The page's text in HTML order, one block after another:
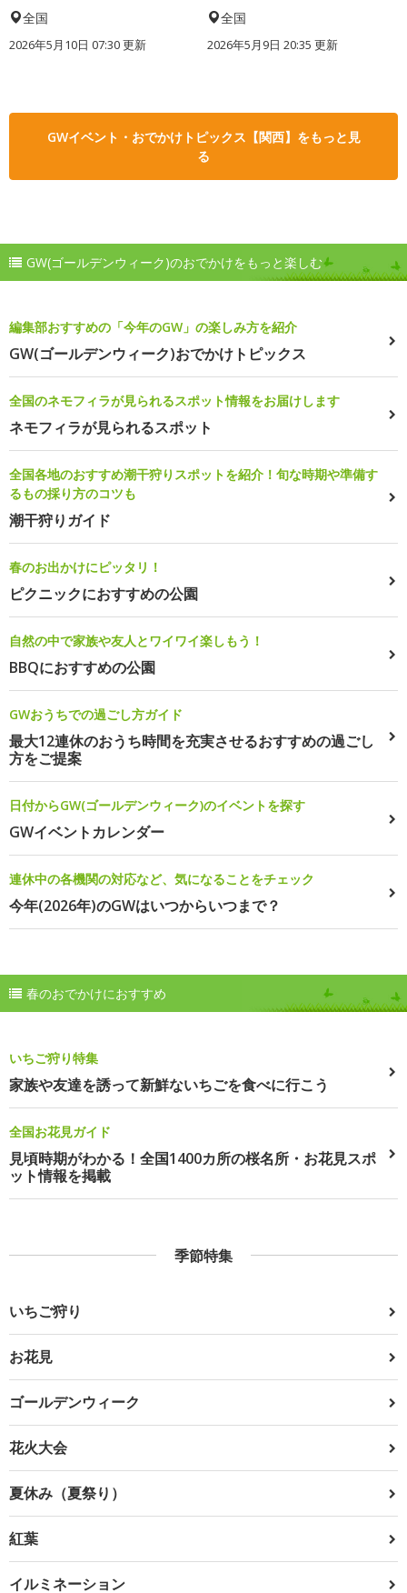
全国
2026年5月10日 07:30 更新
全国
2026年5月9日 20:35 更新
GWイベント・おでかけトピックス【関西】をもっと見
る
GW(ゴールデンウィーク)のおでかけをもっと楽しむ
編集部おすすめの「今年のGW」の楽しみ方を紹介
GW(ゴールデンウィーク)おでかけトピックス
全国のネモフィラが見られるスポット情報をお届けします
ネモフィラが見られるスポット
全国各地のおすすめ潮干狩りスポットを紹介！旬な時期や準備す
るもの採り方のコツも
潮干狩りガイド
春のお出かけにピッタリ！
ピクニックにおすすめの公園
自然の中で家族や友人とワイワイ楽しもう！
BBQにおすすめの公園
GWおうちでの過ごし方ガイド
最大12連休のおうち時間を充実させるおすすめの過ごし
方をご提案
日付からGW(ゴールデンウィーク)のイベントを探す
GWイベントカレンダー
連休中の各機関の対応など、気になることをチェック
今年(2026年)のGWはいつからいつまで？
春のおでかけにおすすめ
いちご狩り特集
家族や友達を誘って新鮮ないちごを食べに行こう
全国お花見ガイド
見頃時期がわかる！全国1400カ所の桜名所・お花見スポ
ット情報を掲載
季節特集
いちご狩り
お花見
ゴールデンウィーク
花火大会
夏休み（夏祭り）
紅葉
イルミネーション